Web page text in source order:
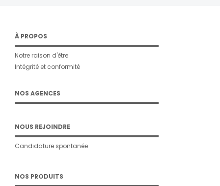
À PROPOS
Notre raison d'être
Intégrité et conformité
NOS AGENCES
NOUS REJOINDRE
Candidature spontanée
NOS PRODUITS